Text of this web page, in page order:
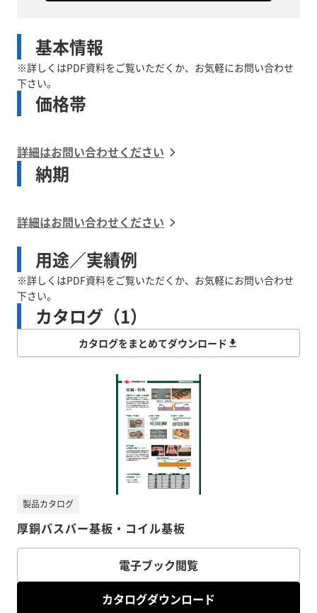
基本情報
※詳しくはPDF資料をご覧いただくか、お気軽にお問い合わせ
下さい。
価格帯
詳細はお問い合わせください
納期
詳細はお問い合わせください
用途／実績例
※詳しくはPDF資料をご覧いただくか、お気軽にお問い合わせ
下さい。
カタログ（1）
カタログをまとめてダウンロード
厚銅バスバー基板・コイル基板
製品カタログ
電子ブック閲覧
カタログダウンロード